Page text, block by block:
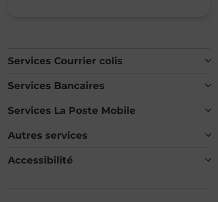
Services Courrier colis
Services Bancaires
Services La Poste Mobile
Autres services
Accessibilité